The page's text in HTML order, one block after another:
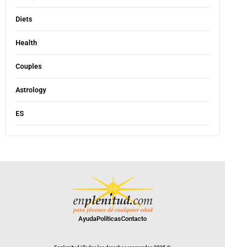
Diets
Health
Couples
Astrology
ES
AyudaPolíticasContacto